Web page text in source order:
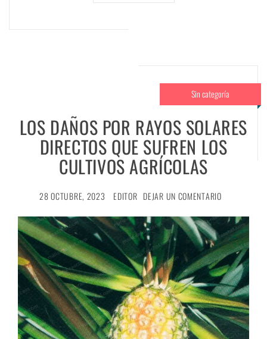
Sin categoría
LOS DAÑOS POR RAYOS SOLARES
DIRECTOS QUE SUFREN LOS
CULTIVOS AGRÍCOLAS
28 OCTUBRE, 2023 EDITOR DEJAR UN COMENTARIO